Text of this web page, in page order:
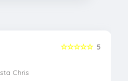
5
☆☆☆☆☆
Chris